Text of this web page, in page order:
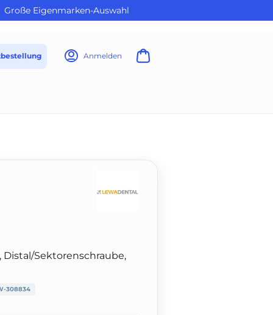
Große Eigenmarken-Auswahl
Anmelden
Sektorenschraube,
308834